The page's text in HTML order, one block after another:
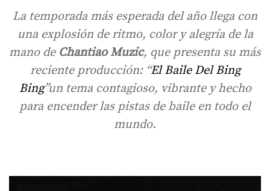
La temporada más esperada del año llega con
una explosión de ritmo, color y alegría de la
mano de Chantiao Muzic, que presenta su más
reciente producción: “El Baile Del Bing
Bing”un tema contagioso, vibrante y hecho
para encender las pistas de baile en todo el
mundo.